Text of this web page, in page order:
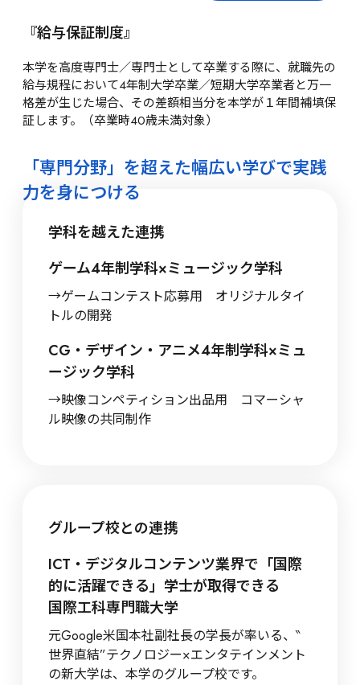
『給与保証制度』
本学を高度専門士／専門士として卒業する際に、就職先の
給与規程において4年制大学卒業／短期大学卒業者と万一
格差が生じた場合、その差額相当分を本学が１年間補填保
証します。（卒業時40歳未満対象）
「専門分野」を超えた幅広い学びで実践
力を身につける
学科を越えた連携
ゲーム4年制学科×ミュージック学科
→ゲームコンテスト応募用　オリジナルタイ
トルの開発
CG・デザイン・アニメ4年制学科×ミュ
ージック学科
→映像コンペティション出品用　コマーシャ
ル映像の共同制作
グループ校との連携
ICT・デジタルコンテンツ業界で「国際
的に活躍できる」学士が取得できる
国際工科専門職大学
元Google米国本社副社長の学長が率いる、‶
世界直結”テクノロジー×エンタテインメント
の新大学は、本学のグループ校です。